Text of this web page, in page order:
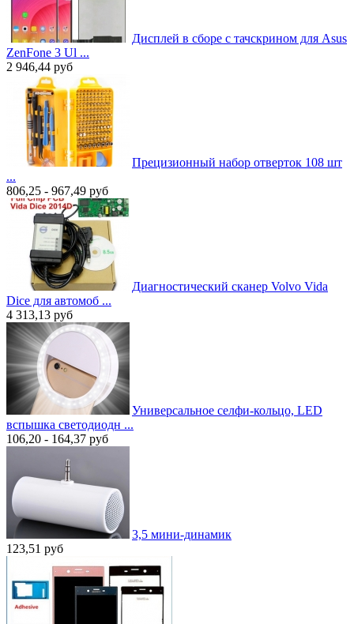
Дисплей в сборе с тачскрином для Asus
ZenFone 3 Ul ...
2 946,44 руб
Прецизионный набор отверток 108 шт
...
806,25 - 967,49 руб
Диагностический сканер Volvo Vida
Dice для автомоб ...
4 313,13 руб
Универсальное селфи-кольцо, LED
вспышка светодиодн ...
106,20 - 164,37 руб
3,5 мини-динамик
123,51 руб